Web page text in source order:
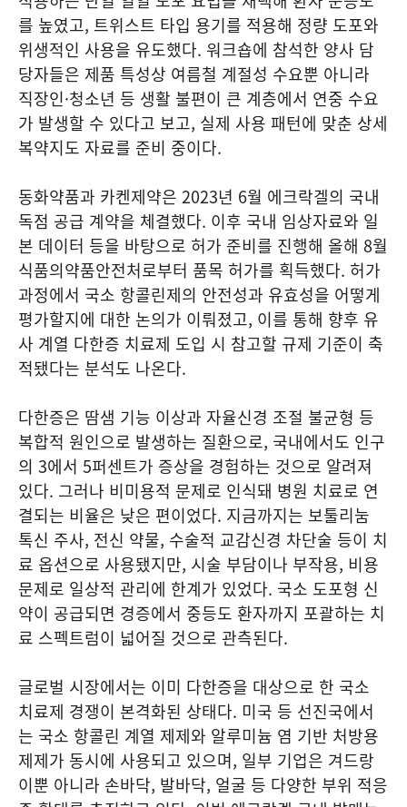
를 높였고, 트위스트 타입 용기를 적용해 정량 도포와
위생적인 사용을 유도했다. 워크숍에 참석한 양사 담
당자들은 제품 특성상 여름철 계절성 수요뿐 아니라
직장인·청소년 등 생활 불편이 큰 계층에서 연중 수요
가 발생할 수 있다고 보고, 실제 사용 패턴에 맞춘 상세
복약지도 자료를 준비 중이다.
동화약품과 카켄제약은 2023년 6월 에크락겔의 국내
독점 공급 계약을 체결했다. 이후 국내 임상자료와 일
본 데이터 등을 바탕으로 허가 준비를 진행해 올해 8월
식품의약품안전처로부터 품목 허가를 획득했다. 허가
과정에서 국소 항콜린제의 안전성과 유효성을 어떻게
평가할지에 대한 논의가 이뤄졌고, 이를 통해 향후 유
사 계열 다한증 치료제 도입 시 참고할 규제 기준이 축
적됐다는 분석도 나온다.
다한증은 땀샘 기능 이상과 자율신경 조절 불균형 등
복합적 원인으로 발생하는 질환으로, 국내에서도 인구
의 3에서 5퍼센트가 증상을 경험하는 것으로 알려져
있다. 그러나 비미용적 문제로 인식돼 병원 치료로 연
결되는 비율은 낮은 편이었다. 지금까지는 보툴리눔
톡신 주사, 전신 약물, 수술적 교감신경 차단술 등이 치
료 옵션으로 사용됐지만, 시술 부담이나 부작용, 비용
문제로 일상적 관리에 한계가 있었다. 국소 도포형 신
약이 공급되면 경증에서 중등도 환자까지 포괄하는 치
료 스펙트럼이 넓어질 것으로 관측된다.
글로벌 시장에서는 이미 다한증을 대상으로 한 국소
치료제 경쟁이 본격화된 상태다. 미국 등 선진국에서
는 국소 항콜린 계열 제제와 알루미늄 염 기반 처방용
제제가 동시에 사용되고 있으며, 일부 기업은 겨드랑
이뿐 아니라 손바닥, 발바닥, 얼굴 등 다양한 부위 적응